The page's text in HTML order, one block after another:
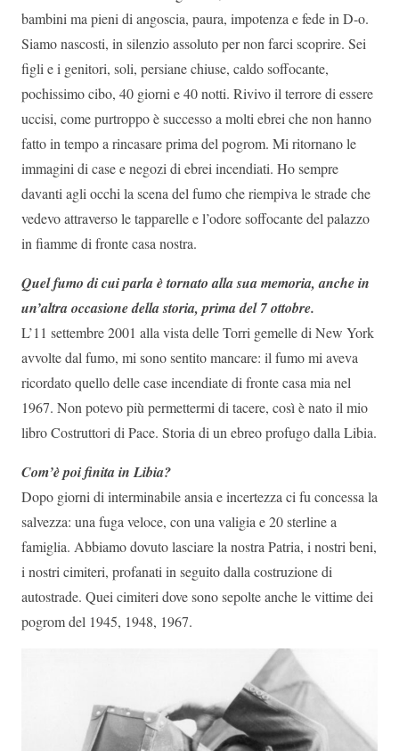
bambini ma pieni di angoscia, paura, impotenza e fede in D-o.
Siamo nascosti, in silenzio assoluto per non farci scoprire. Sei
figli e i genitori, soli, persiane chiuse, caldo soffocante,
pochissimo cibo, 40 giorni e 40 notti. Rivivo il terrore di essere
uccisi, come purtroppo è successo a molti ebrei che non hanno
fatto in tempo a rincasare prima del pogrom. Mi ritornano le
immagini di case e negozi di ebrei incendiati. Ho sempre
davanti agli occhi la scena del fumo che riempiva le strade che
vedevo attraverso le tapparelle e l’odore soffocante del palazzo
in fiamme di fronte casa nostra.
Quel fumo di cui parla è tornato alla sua memoria, anche in
un’altra occasione della storia, prima del 7 ottobre.
L’11 settembre 2001 alla vista delle Torri gemelle di New York
avvolte dal fumo, mi sono sentito mancare: il fumo mi aveva
ricordato quello delle case incendiate di fronte casa mia nel
1967. Non potevo più permettermi di tacere, così è nato il mio
libro Costruttori di Pace. Storia di un ebreo profugo dalla Libia.
Com’è poi finita in Libia?
Dopo giorni di interminabile ansia e incertezza ci fu concessa la
salvezza: una fuga veloce, con una valigia e 20 sterline a
famiglia. Abbiamo dovuto lasciare la nostra Patria, i nostri beni,
i nostri cimiteri, profanati in seguito dalla costruzione di
autostrade. Quei cimiteri dove sono sepolte anche le vittime dei
pogrom del 1945, 1948, 1967.